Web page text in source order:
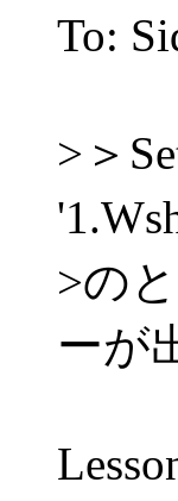
To:
>＞
>の
ーが